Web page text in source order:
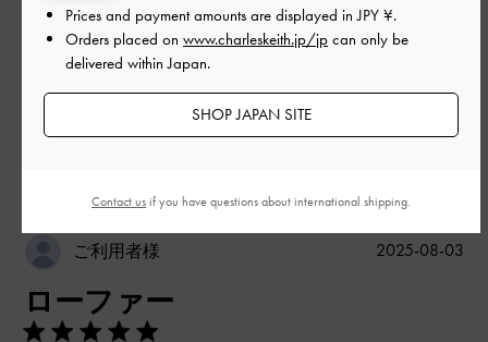
とてもよかった
もっと見る
このレビューは役に立ちましたか？
0
ご利用者様
ローファー
公
2025-08-03
Prices and payment amounts are displayed inJPY ¥.
Orders placed on www.charleskeith.jp/jp can only be
delivered within Japan.
SHOP JAPAN SITE
Contact usif you have questions about international shipping.